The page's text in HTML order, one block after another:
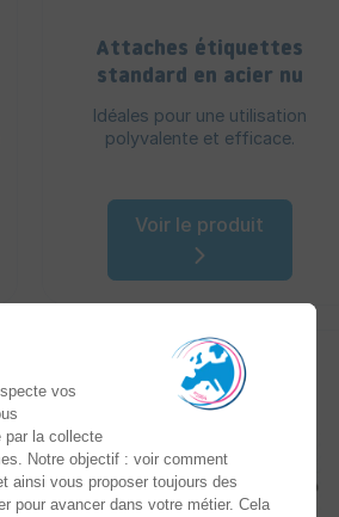
Attaches étiquettes
standard en acier nu
Idéales pour une utilisation
polyvalente et efficace.
Voir le produit